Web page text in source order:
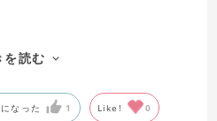
いと思う。
を読む
なった 1 Like! 0